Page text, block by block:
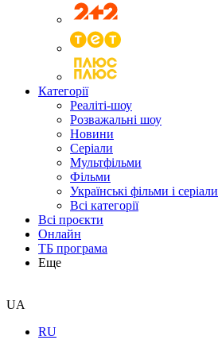
Категорії
Реаліті-шоу
Розважальні шоу
Новини
Серіали
Мультфільми
Фільми
Українські фільми і серіали
Всі категорії
Всі проєкти
Онлайн
ТБ програма
Еще
UA
RU